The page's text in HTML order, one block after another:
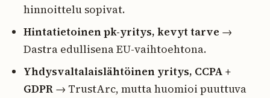
hinnoittelu sopivat.
Hintatietoinen pk-yritys, kevyt tarve →
Dastra edullisena EU-vaihtoehtona.
Yhdysvaltalaislähtöinen yritys, CCPA +
GDPR → TrustArc, mutta huomioi puuttuva